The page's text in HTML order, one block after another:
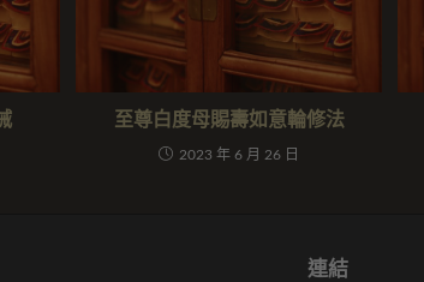
至尊白度母賜壽如意輪修法
2023 年 6 月 26 日
連結